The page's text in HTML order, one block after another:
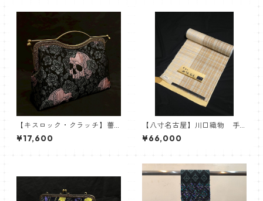
【キスロック・クラッチ】薔
薇髑髏リバーシブル 髑髏
柄 スカル 薔薇柄 クラッ
¥17,600
【八寸名古屋】川口織物 手
おり からむし 麻八寸名古
屋帯
¥66,000